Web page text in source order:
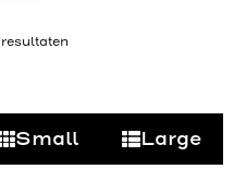
Small Large